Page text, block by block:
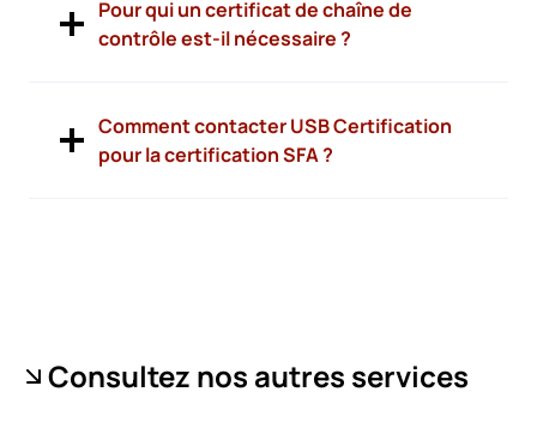
Pour qui un certificat de chaîne de
contrôle est-il nécessaire ?
Comment contacter USB Certification
pour la certification SFA ?
Consultez nos autres services